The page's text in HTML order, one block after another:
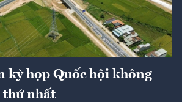
kỳ họp Quốc hội không
thứ nhất